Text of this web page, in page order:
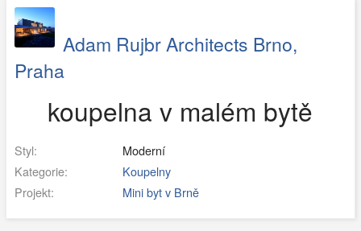
Adam Rujbr Architects Brno,
Praha
koupelna v malém bytě
Styl:
Moderní
Kategorie:
Koupelny
Projekt:
Mini byt v Brně